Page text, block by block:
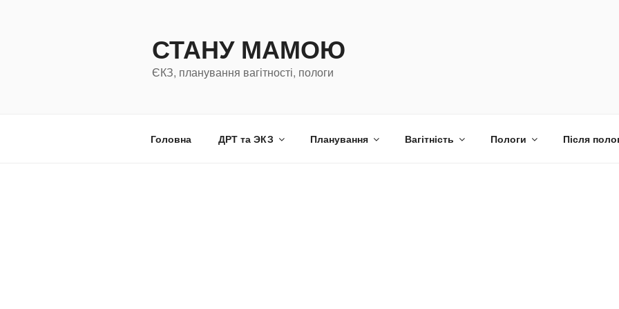
СТАНУ МАМОЮ
ЄКЗ, планування вагітності, пологи
Головна ДРТ та ЭКЗ Планування Вагітність Пологи Після